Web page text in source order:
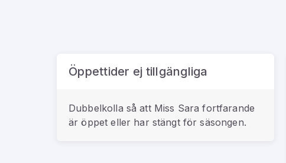
Öppettider ej tillgängliga
Dubbelkolla så att Miss Sara fortfarande
är öppet eller har stängt för säsongen.